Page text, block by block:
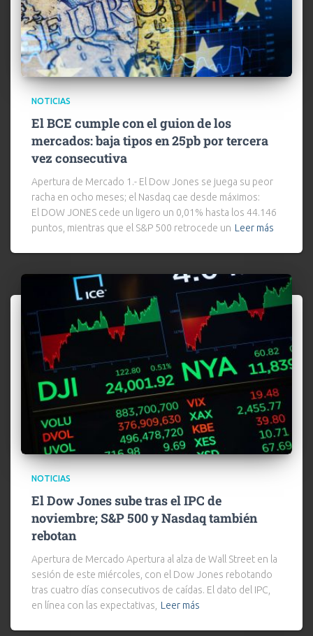
NOTICIAS
El BCE cumple con el guion de los
mercados: baja tipos en 25pb por tercera
vez consecutiva
Apertura de Mercado​ 1.- El Dow Jones se juega su peor
racha en ocho meses; el Nasdaq cae desde máximos:
El DOW JONES cede un ligero un 0,01% hasta los 44.146
puntos, mientras que el S&P 500 retrocede un Leer más
NOTICIAS
El Dow Jones sube tras el IPC de
noviembre; S&P 500 y Nasdaq también
rebotan
Apertura de Mercado​ Apertura al alza de Wall Street en la
sesión de este miércoles, con el Dow Jones rebotando
tras cuatro días consecutivos de caídas. El dato del IPC,
en línea con las expectativas, Leer más